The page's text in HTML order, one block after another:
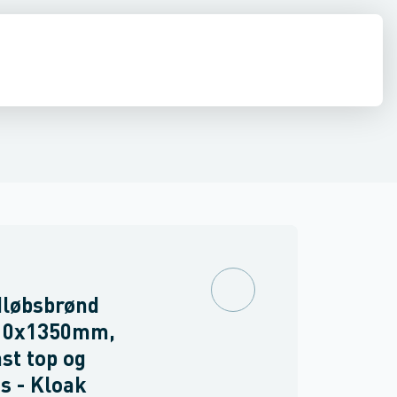
top og
- Kloak